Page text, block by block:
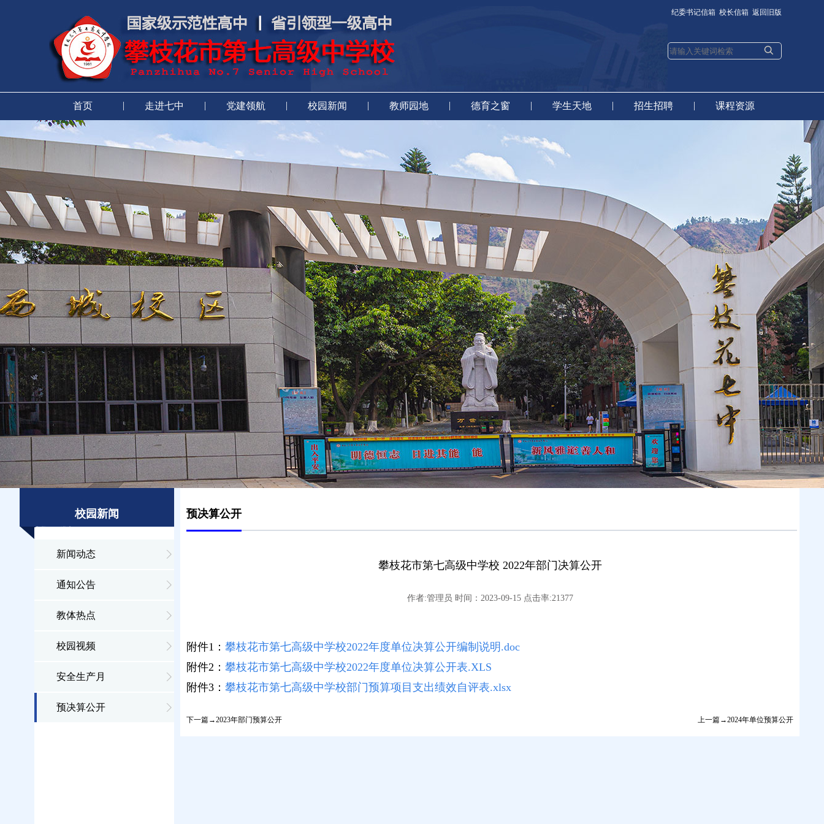
纪委书记信箱 校长信箱 返回旧版
首页 | 走进七中 | 党建领航 | 校园新闻 | 教师园地 | 德育之窗 | 学生天地 | 招生招聘 | 课程资源
校园新闻
新闻动态
通知公告
教体热点
校园视频
安全生产月
预决算公开
预决算公开
攀枝花市第七高级中学校 2022年部门决算公开
作者:管理员 时间：2023-09-15 点击率:21377
附件1： 攀枝花市第七高级中学校2022年度单位决算公开编制说明.doc
附件2： 攀枝花市第七高级中学校2022年度单位决算公开表.XLS
附件3： 攀枝花市第七高级中学校部门预算项目支出绩效自评表.xlsx
下一篇→2023年部门预算公开 上一篇→2024年单位预算公开